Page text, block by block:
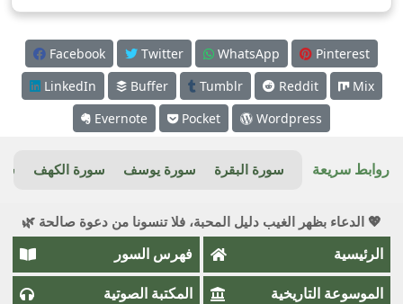
Facebook Twitter WhatsApp
Pinterest
LinkedIn
Buffer Tumblr Reddit
Mix
Evernote
Pocket Wordpress
روابط سريعة سورة البقرة سورة يوسف سورة الكهف
💖 الدعاء بظهر الغيب دليل المحبة، فلا تنسونا من دعوة صالحة 🌿
الرئيسية فهرس السور
الموسوعة التاريخية المكتبة الصوتية